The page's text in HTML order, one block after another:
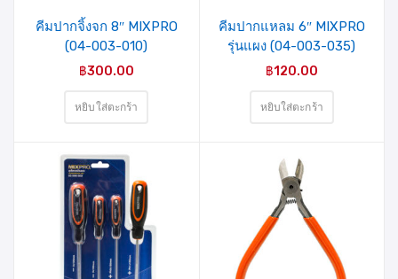
คีมปากจิ้งจก 8″ MIXPRO
(04-003-010)
฿300.00
หยิบใส่ตะกร้า
คีมปากแหลม 6″ MIXPRO
รุ่นแผง (04-003-035)
฿120.00
หยิบใส่ตะกร้า